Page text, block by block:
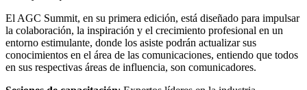
El AGC Summit, en su primera edición, está diseñado para impulsar
la colaboración, la inspiración y el crecimiento profesional en un
entorno estimulante, donde los asiste podrán actualizar sus
conocimientos en el área de las comunicaciones, entiendo que todos
en sus respectivas áreas de influencia, son comunicadores.